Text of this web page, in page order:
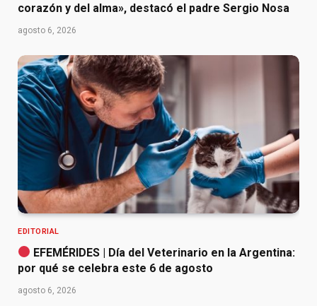
corazón y del alma», destacó el padre Sergio Nosa
agosto 6, 2026
EDITORIAL
EFEMÉRIDES | Día del Veterinario en la Argentina:
por qué se celebra este 6 de agosto
agosto 6, 2026